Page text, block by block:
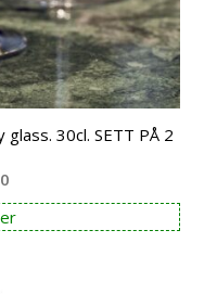
30cl. SETT PÅ 2